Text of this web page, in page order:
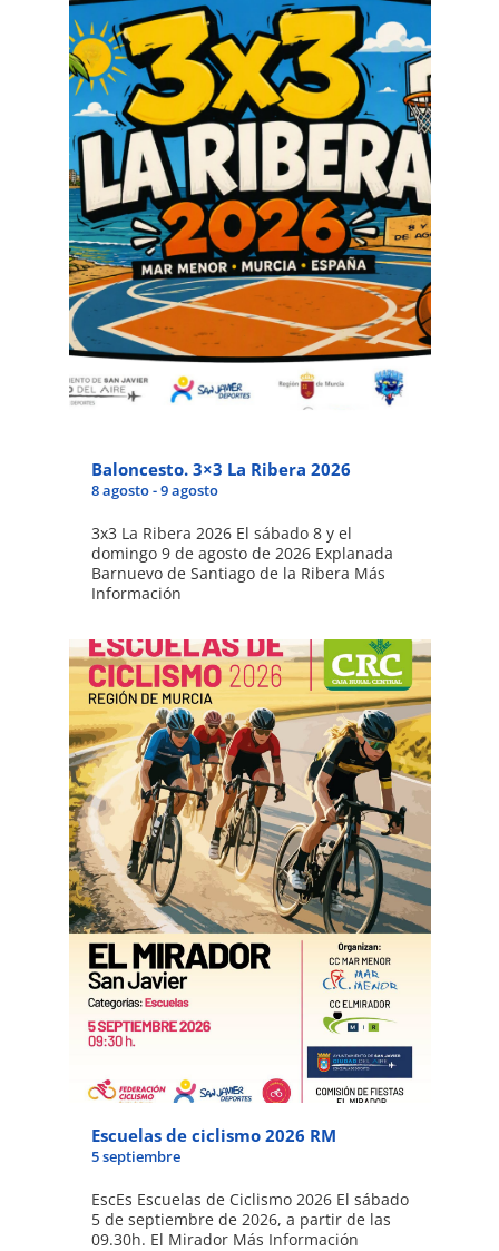
Baloncesto. 3×3 La Ribera 2026
8 agosto-9 agosto
3x3 La Ribera 2026 El sábado 8 y el
domingo 9 de agosto de 2026 Explanada
Barnuevo de Santiago de la Ribera Más
Información
Escuelas de ciclismo 2026 RM
5 septiembre
EscEs Escuelas de Ciclismo 2026 El sábado
5 de septiembre de 2026, a partir de las
09.30h. El Mirador Más Información